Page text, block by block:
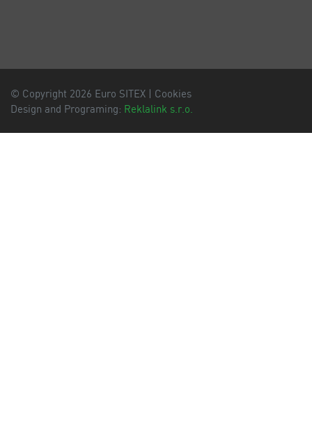
© Copyright 2026 Euro SITEX | Cookies
Design and Programing: Reklalink s.r.o.